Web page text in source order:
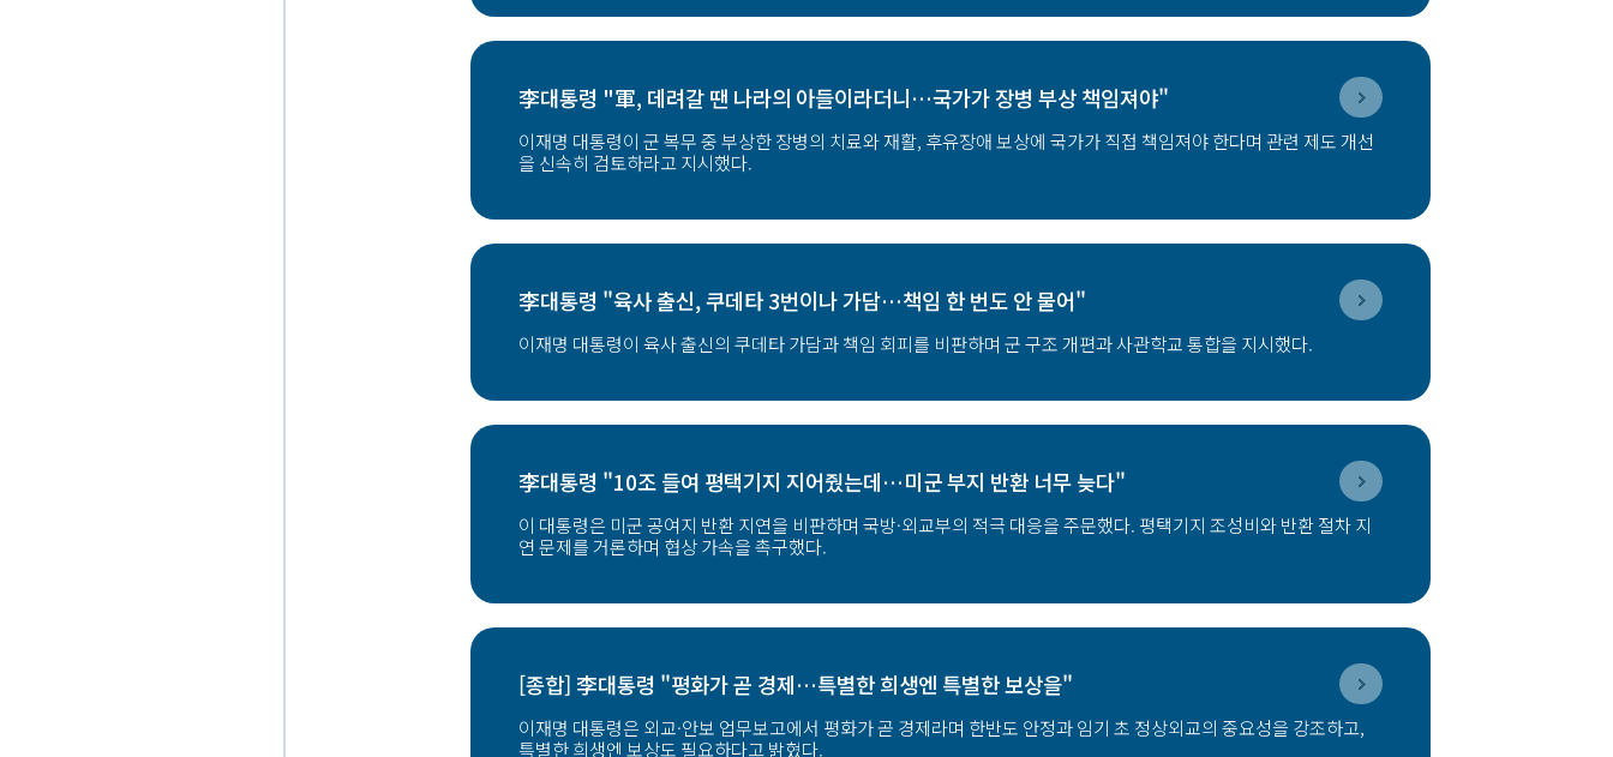
李대통령 "軍, 데려갈 땐 나라의 아들이라더니…국가가 장병 부상 책임져야"
이재명 대통령이 군 복무 중 부상한 장병의 치료와 재활, 후유장애 보상에 국가가 직접 책임져야 한다며 관련 제도 개선
을 신속히 검토하라고 지시했다.
李대통령 "육사 출신, 쿠데타 3번이나 가담…책임 한 번도 안 물어"
이재명 대통령이 육사 출신의 쿠데타 가담과 책임 회피를 비판하며 군 구조 개편과 사관학교 통합을 지시했다.
李대통령 "10조 들여 평택기지 지어줬는데…미군 부지 반환 너무 늦다"
이 대통령은 미군 공여지 반환 지연을 비판하며 국방·외교부의 적극 대응을 주문했다. 평택기지 조성비와 반환 절차 지
연 문제를 거론하며 협상 가속을 촉구했다.
[종합] 李대통령 "평화가 곧 경제…특별한 희생엔 특별한 보상을"
이재명 대통령은 외교·안보 업무보고에서 평화가 곧 경제라며 한반도 안정과 임기 초 정상외교의 중요성을 강조하고,
특별한 희생엔 보상도 필요하다고 밝혔다.